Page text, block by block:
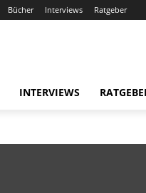
Bücher Interviews Ratgeber
INTERVIEWS